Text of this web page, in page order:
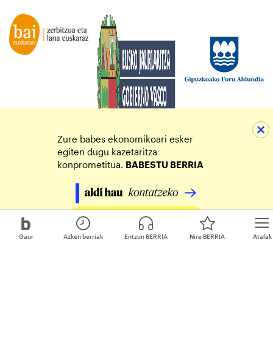
Gaur Atalak
Azken berriak Entzun BERRIA Nire BERRIA
Zure babes ekonomikoari esker
egiten dugu kazetaritza
konprometitua. BABESTU BERRIA
Egin zure ekarpena